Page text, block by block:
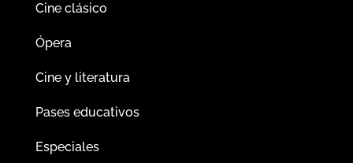
Cine clásico
Ópera
Cine y literatura
Pases educativos
Especiales